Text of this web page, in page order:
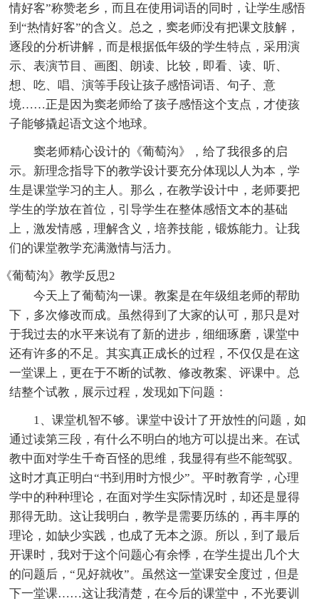
情好客”称赞老乡，而且在使用词语的同时，让学生感悟
到“热情好客”的含义。总之，窦老师没有把课文肢解，
逐段的分析讲解，而是根据低年级的学生特点，采用演
示、表演节目、画图、朗读、比较，即看、读、听、
想、吃、唱、演等手段让孩子感悟词语、句子、意
境……正是因为窦老师给了孩子感悟这个支点，才使孩
子能够撬起语文这个地球。
窦老师精心设计的《葡萄沟》，给了我很多的启
示。新理念指导下的教学设计要充分体现以人为本，学
生是课堂学习的主人。那么，在教学设计中，老师要把
学生的学放在首位，引导学生在整体感悟文本的基础
上，激发情感，理解含义，培养技能，锻炼能力。让我
们的课堂教学充满激情与活力。
《葡萄沟》教学反思2
今天上了葡萄沟一课。教案是在年级组老师的帮助
下，多次修改而成。虽然得到了大家的认可，那只是对
于我过去的水平来说有了新的进步，细细琢磨，课堂中
还有许多的不足。其实真正成长的过程，不仅仅是在这
一堂课上，更在于不断的试教、修改教案、评课中。总
结整个试教，展示过程，发现如下问题：
1、课堂机智不够。课堂中设计了开放性的问题，如
通过读第三段，有什么不明白的地方可以提出来。在试
教中面对学生千奇百怪的思维，我显得有些不能驾驭。
这时才真正明白“书到用时方恨少”。平时教育学，心理
学中的种种理论，在面对学生实际情况时，却还是显得
那得无助。这让我明白，教学是需要历练的，再丰厚的
理论，如缺少实践，也成了无本之源。所以，到了最后
开课时，我对于这个问题心有余悸，在学生提出几个大
的问题后，“见好就收”。虽然这一堂课安全度过，但是
下一堂课……这让我清楚，在今后的课堂中，不光要训